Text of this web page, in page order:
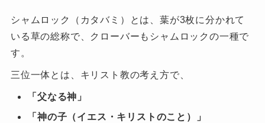
シャムロック（カタバミ）とは、葉が3枚に分かれて
いる草の総称で、クローバーもシャムロックの一種で
す。
三位一体とは、キリスト教の考え方で、
「父なる神」
「神の子（イエス・キリストのこと）」